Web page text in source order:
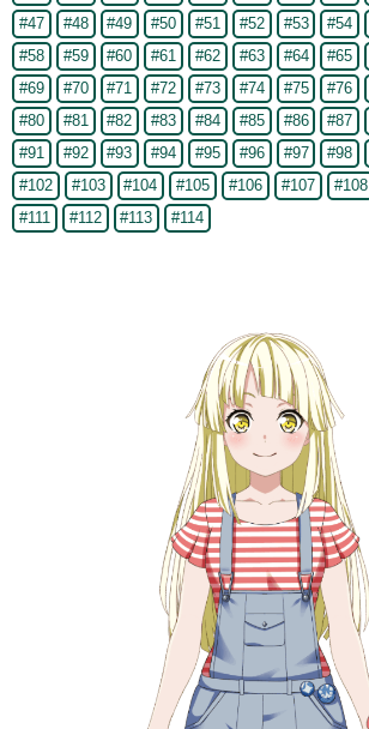
#47
#48 #49 #50 #51 #52 #53 #54
#58
#59 #60 #61 #62 #63 #64 #65
#69
#70 #71 #72 #73 #74 #75 #76
#80
#81 #82 #83 #84 #85 #86 #87
#91
#92 #93 #94 #95 #96 #97 #98
#102
#103 #104 #105 #106 #107 #108
#111
#112 #113 #114